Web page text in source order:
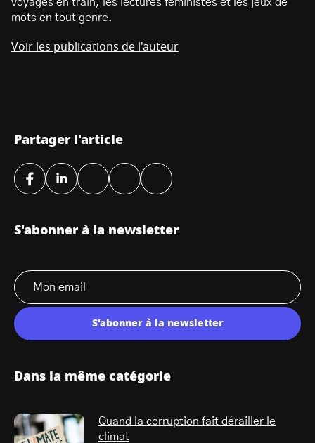
mots en tout genre.
Voir les publications de l'auteur
Partager l'article
S'abonner à la newsletter
S'abonner à la newsletter
Dans la même catégorie
Quand la corruption fait dérailler le
climat